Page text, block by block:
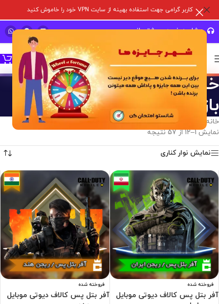
کاربر گرامی جهت استفاده بهینه از سایت VPN خود را خاموش کنید
مشاوره خرید و پشتیبانی سریع
خرید با آیدی بدون ورود به
بازی
خانه محصول نحوه اجرا/خرید با آیدی بدون ورود به بازی
نمایش 1–12 از 57 نتیجه
نمایش نوار کناری
فروخته شده
آفر بتل پس کالاف دیوتی موبایل
فروخته شده
آفر بتل پس کالاف دیوتی موبایل